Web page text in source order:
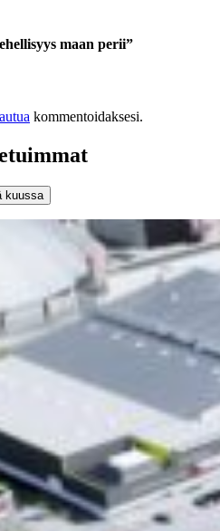
maan perii”
kommentoidaksesi.
kuussa